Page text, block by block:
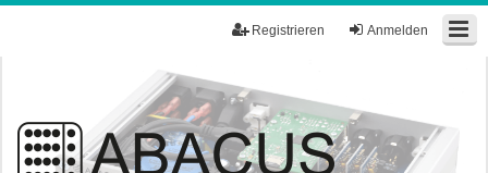
Anmelden
Registrieren